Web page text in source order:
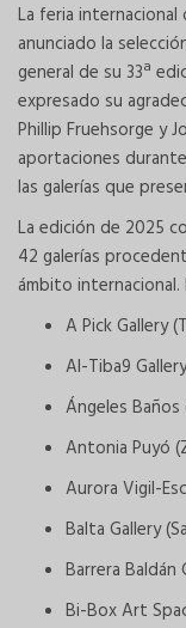
La feria
anunciado la
general de su 33ª
expresado su
Phillip Fruehsorge y
aportaciones
las galerías que
La edición de 2025
42 galerías
ámbito internacional.
A Pick Gallery
Al-Tiba9
Ángeles Baños
Antonia Puyó
Aurora Vigil-
Balta Gallery
Barrera Baldán
Bi-Box Art